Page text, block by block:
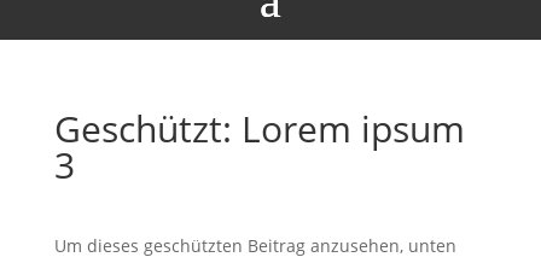
Geschützt: Lorem ipsum
3
Um dieses geschützten Beitrag anzusehen, unten